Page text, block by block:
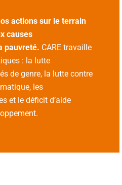
actions sur le terrain
causes
pauvreté. CARE travaille
: la lutte
de genre, la lutte contre
les
et le déficit d’aide